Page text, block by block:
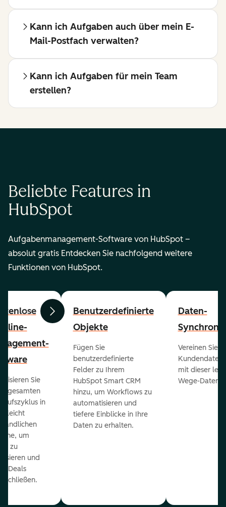
Kann ich Aufgaben auch über mein E-
Mail-Postfach verwalten?
Kann ich Aufgaben für mein Team
erstellen?
Beliebte Features in
HubSpot
Aufgabenmanagement-Software von HubSpot –
absolut gratis Entdecken Sie nachfolgend weitere
Funktionen von HubSpot.
ZurückWeiter
Sie
gesamten
in
leicht
um
zu
und
Deals
Benutzerdefinierte
Objekte
Fügen Sie
benutzerdefinierte
Felder zu Ihrem
HubSpot Smart CRM
hinzu, um Workflows zu
automatisieren und
tiefere Einblicke in Ihre
Daten zu erhalten.
Daten-
Vereinen Sie
Kundendaten
mit dieser
Wege-Daten-